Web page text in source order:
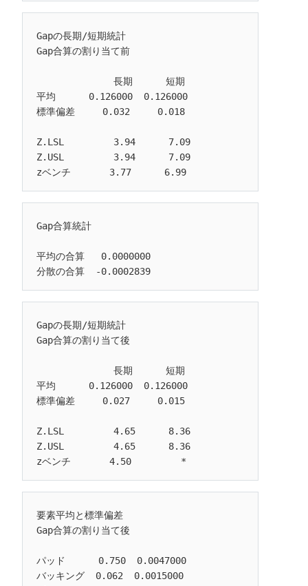
Gapの長期/短期統計
Gap合算の割り当て前
              長期      短期
平均      0.126000  0.126000
標準偏差     0.032     0.018
Z.LSL         3.94      7.09
Z.USL         3.94      7.09
Gap合算統計
平均の合算   0.0000000
Gapの長期/短期統計
Gap合算の割り当て後
              長期      短期
平均      0.126000  0.126000
標準偏差     0.027     0.015
Z.LSL         4.65      8.36
Z.USL         4.65      8.36
要素平均と標準偏差
Gap合算の割り当て後
パッド      0.750  0.0047000
バッキング  0.062  0.0015000